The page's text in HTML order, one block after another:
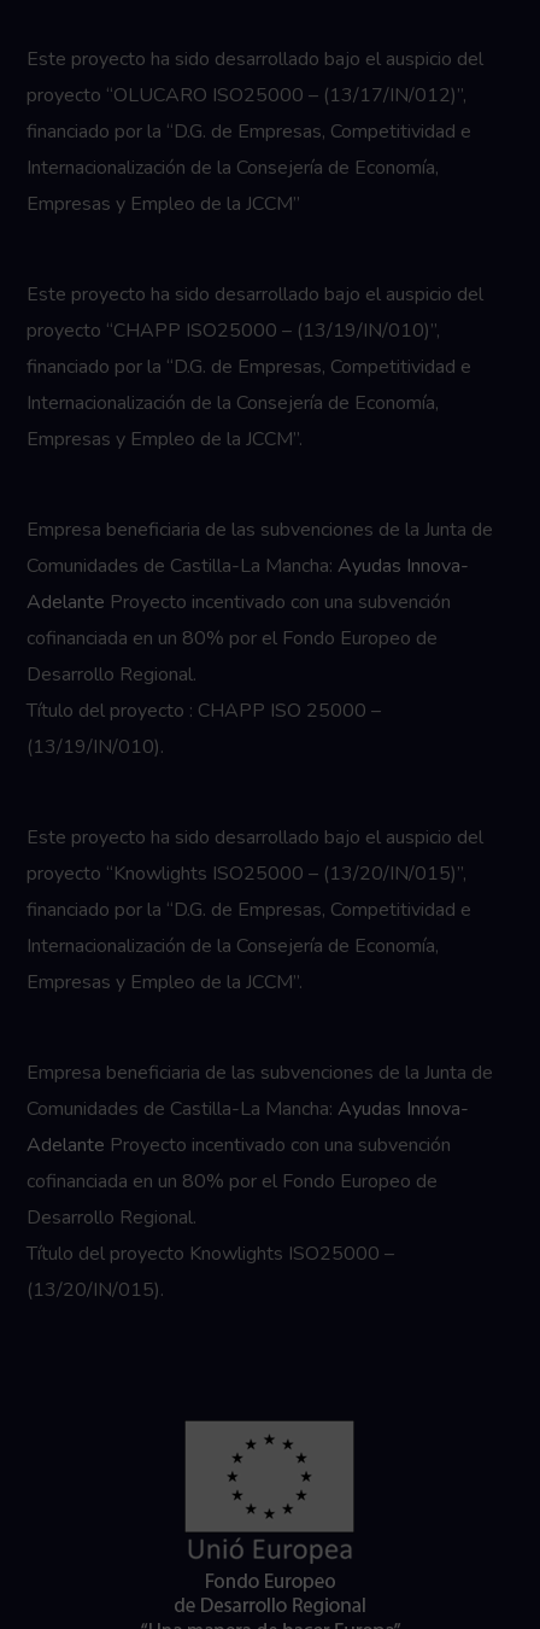
Este proyecto ha sido desarrollado bajo el auspicio del
proyecto “OLUCARO ISO25000 – (13/17/IN/012)”,
financiado por la “D.G. de Empresas, Competitividad e
Internacionalización de la Consejería de Economía,
Empresas y Empleo de la JCCM”
Este proyecto ha sido desarrollado bajo el auspicio del
proyecto “CHAPP ISO25000 – (13/19/IN/010)”,
financiado por la “D.G. de Empresas, Competitividad e
Internacionalización de la Consejería de Economía,
Empresas y Empleo de la JCCM”.
Empresa beneficiaria de las subvenciones de la Junta de
Comunidades de Castilla-La Mancha:Ayudas Innova-
Adelante Proyecto incentivado con una subvención
cofinanciada en un 80% por el Fondo Europeo de
Desarrollo Regional.
Título del proyecto : CHAPP ISO 25000 –
(13/19/IN/010).
Este proyecto ha sido desarrollado bajo el auspicio del
proyecto “Knowlights ISO25000 – (13/20/IN/015)”,
financiado por la “D.G. de Empresas, Competitividad e
Internacionalización de la Consejería de Economía,
Empresas y Empleo de la JCCM”.
Empresa beneficiaria de las subvenciones de la Junta de
Comunidades de Castilla-La Mancha:Ayudas Innova-
Adelante Proyecto incentivado con una subvención
cofinanciada en un 80% por el Fondo Europeo de
Desarrollo Regional.
Título del proyecto Knowlights ISO25000 –
(13/20/IN/015).